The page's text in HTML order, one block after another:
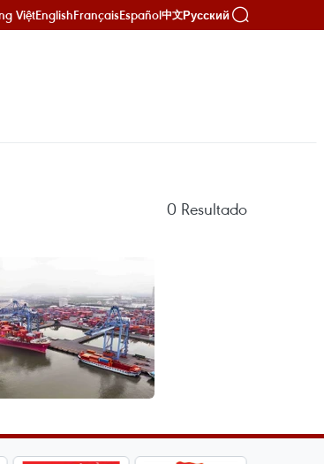
ViệtEnglishFrançaisEspañol中文Русский
0 Resultado